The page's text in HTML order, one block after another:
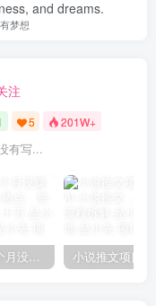
and dreams.
梦想
注
5 201W+
有写...
做 IP 切片几个月没赚到什么钱，蹭上热点，靠一个视频赚了二十万-品小先项目发源地